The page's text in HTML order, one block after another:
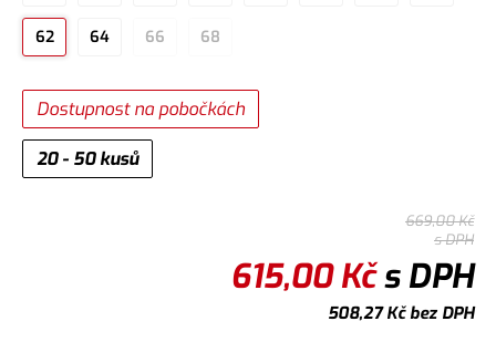
62 64 66 68
20 - 50 kusů
Dostupnost na pobočkách
669,00Kč
s DPH
615,00Kčs DPH
508,27Kčbez DPH